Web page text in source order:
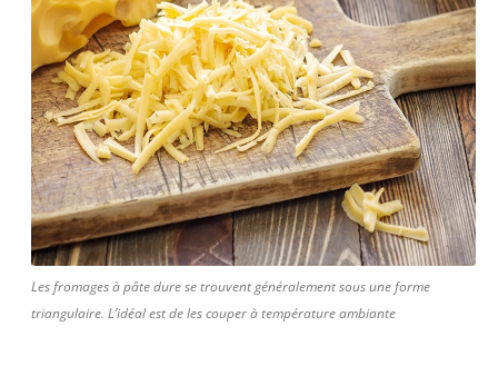
Les fromages à pâte dure se trouvent généralement sous une forme
triangulaire. L’idéal est de les couper à température ambiante